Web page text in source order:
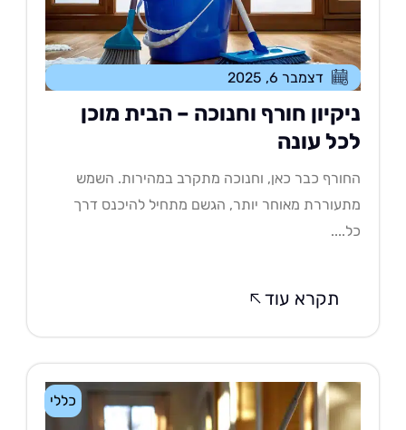
דצמבר 6, 2025
חורף וחנוכה – הבית מוכן
עונה
כבר כאן, וחנוכה מתקרב במהירות. השמש
מאוחר יותר, הגשם מתחיל להיכנס דרך
תקרא עוד
כללי